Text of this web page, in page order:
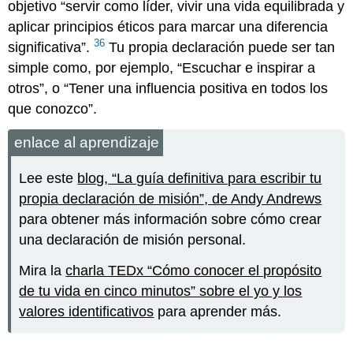
objetivo “servir como líder, vivir una vida equilibrada y
aplicar principios éticos para marcar una diferencia
significativa”.36 Tu propia declaración puede ser tan
simple como, por ejemplo, “Escuchar e inspirar a
otros”, o “Tener una influencia positiva en todos los
que conozco”.
enlace al aprendizaje
Lee este blog, “La guía definitiva para escribir tu
propia declaración de misión”, de Andy Andrews
para obtener más información sobre cómo crear
una declaración de misión personal.
Mira lacharla TEDx “Cómo conocer el propósito
de tu vida en cinco minutos” sobre el yo y los
valores identificativos para aprender más.